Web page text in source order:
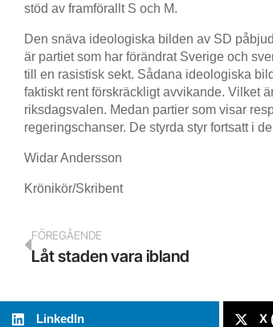
stöd av framförallt S och M.
Den snäva ideologiska bilden av SD
är partiet som har förändrat Sverige och
till en rasistisk sekt. Sådana ideologiska
faktiskt rent förskräckligt avvikande. Vilket
riksdagsvalen. Medan partier som visar
regeringschanser. De styrda styr fortsatt i
Widar Andersson
Krönikör/Skribent
FÖREGÅENDE
Låt staden vara ibland
LinkedIn X